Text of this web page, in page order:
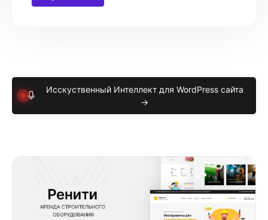
Исскуственный Интеллект для WordPress сайта
→